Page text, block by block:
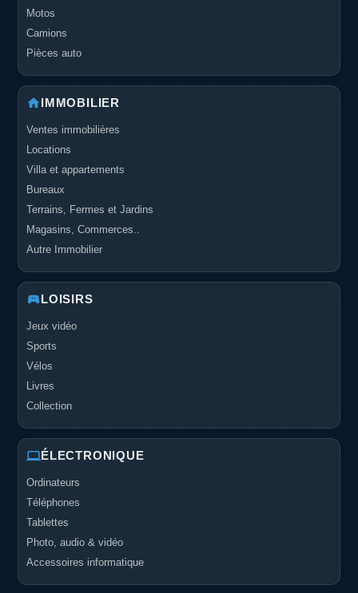
Motos
Camions
Pièces auto
IMMOBILIER
Ventes immobilières
Locations
Villa et appartements
Bureaux
Terrains, Fermes et Jardins
Magasins, Commerces..
Autre Immobilier
LOISIRS
Jeux vidéo
Sports
Vélos
Livres
Collection
ÉLECTRONIQUE
Ordinateurs
Téléphones
Tablettes
Photo, audio & vidéo
Accessoires informatique